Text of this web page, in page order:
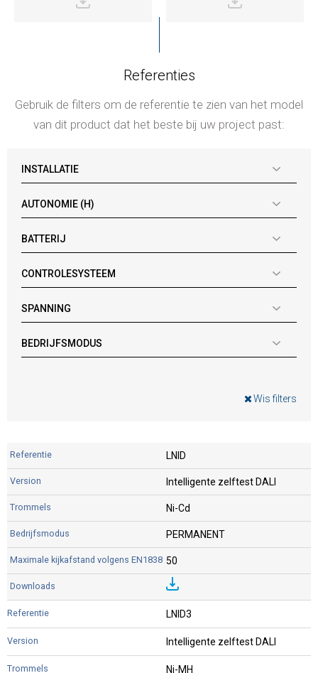
Referenties
Gebruik de filters om de referentie te zien van het model
van dit product dat het beste bij uw project past:
Wis filters
INSTALLATIE
AUTONOMIE (H)
BATTERIJ
CONTROLESYSTEEM
SPANNING
BEDRIJFSMODUS
LNID
Intelligente zelftest DALI
Ni-Cd
PERMANENT
50
LNID3
Intelligente zelftest DALI
Ni-MH